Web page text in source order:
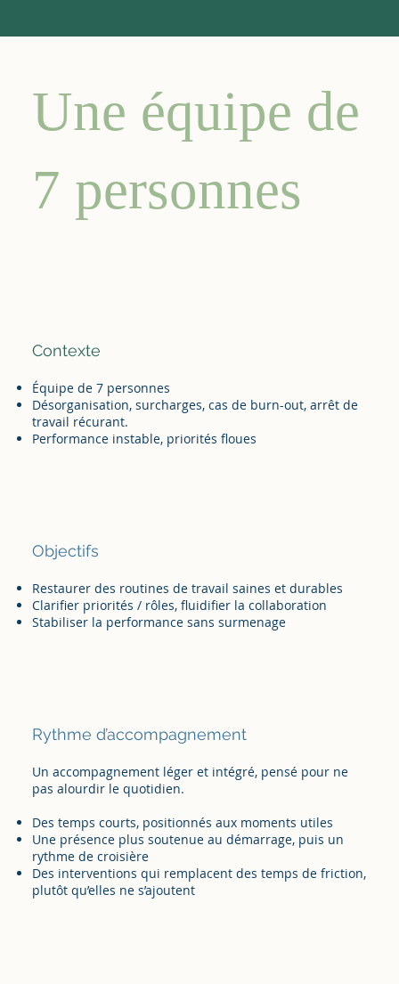
Une équipe de
7 personnes
Contexte
Équipe de 7 personnes
Désorganisation, surcharges, cas de burn-out, arrêt de
travail récurant.
Performance instable, priorités floues
Objectifs
Restaurer des routines de travail saines et durables
Clarifier priorités / rôles, fluidifier la collaboration
Stabiliser la performance sans surmenage
Rythme d’accompagnement
Un accompagnement léger et intégré, pensé pour ne
pas alourdir le quotidien.
Des temps courts, positionnés aux moments utiles
Une présence plus soutenue au démarrage, puis un
rythme de croisière
Des interventions qui remplacent des temps de friction,
plutôt qu’elles ne s’ajoutent